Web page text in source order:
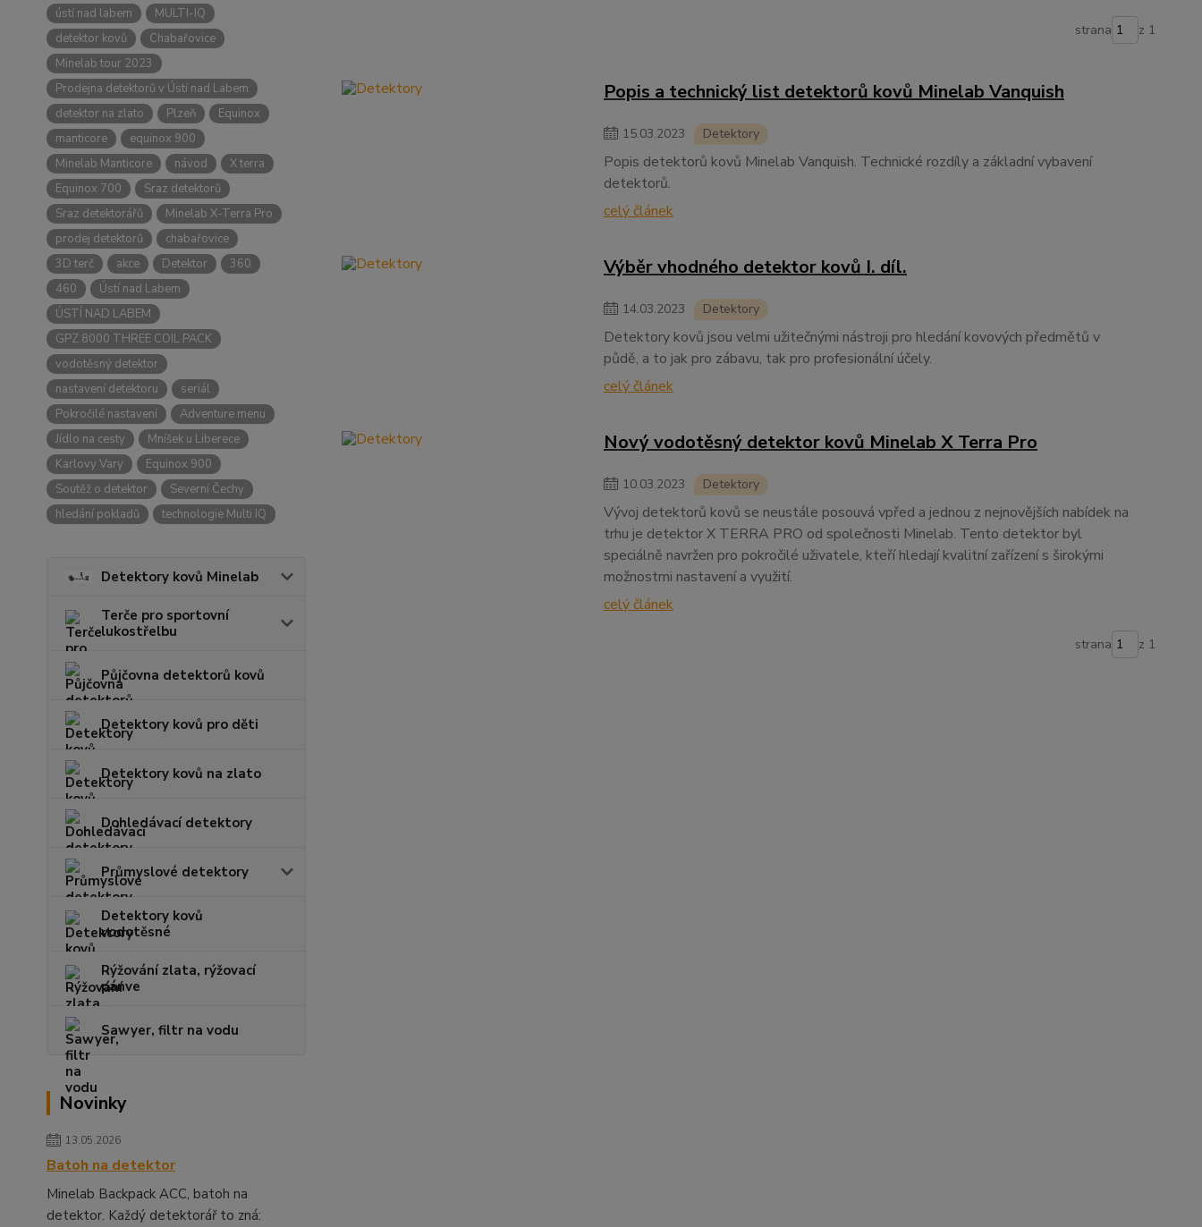
ústí nad labem
MULTI-IQ
detektor kovů
Chabařovice
Minelab tour 2023
Prodejna detektorů v Ústí nad Labem
detektor na zlato
Plzeň
Equinox
manticore
equinox 900
Minelab Manticore
návod
X terra
Equinox 700
Sraz detektorů
Sraz detektorářů
Minelab X-Terra Pro
prodej detektorů
chabařovice
3D terč
akce Detektor
360
460
Ústí nad Labem
ÚSTÍ NAD LABEM
GPZ 8000 THREE COIL PACK
vodotěsný detektor
nastavení detektoru
seriál
Pokročilé nastavení
Adventure menu
Jídlo na cesty
Mníšek u Liberece
Karlovy Vary
Equinox 900
Soutěž o detektor
Severní Čechy
hledání pokladů
technologie Multi IQ
Detektory kovů Minelab
Terče pro sportovní
lukostřelbu
Půjčovna detektorů kovů
Detektory kovů pro děti
Detektory kovů na zlato
Dohledávací detektory
Průmyslové detektory
Detektory kovů
vodotěsné
Rýžování zlata, rýžovací
pánve
Sawyer, filtr na vodu
Novinky
13.05.2026
Batoh na detektor
Minelab Backpack ACC, batoh na
detektor. Každý detektorář to zná:
strana z 1
Popis a technický list detektorů kovů Minelab Vanquish
15.03.2023 Detektory
Popis detektorů kovů Minelab Vanquish. Technické rozdíly a základní vybavení
detektorů.
celý článek
Výběr vhodného detektor kovů I. díl.
14.03.2023 Detektory
Detektory kovů jsou velmi užitečnými nástroji pro hledání kovových předmětů v
půdě, a to jak pro zábavu, tak pro profesionální účely.
celý článek
Nový vodotěsný detektor kovů Minelab X Terra Pro
10.03.2023 Detektory
Vývoj detektorů kovů se neustále posouvá vpřed a jednou z nejnovějších nabídek na
trhu je detektor X TERRA PRO od společnosti Minelab. Tento detektor byl
speciálně navržen pro pokročilé uživatele, kteří hledají kvalitní zařízení s širokými
možnostmi nastavení a využití.
celý článek
strana z 1